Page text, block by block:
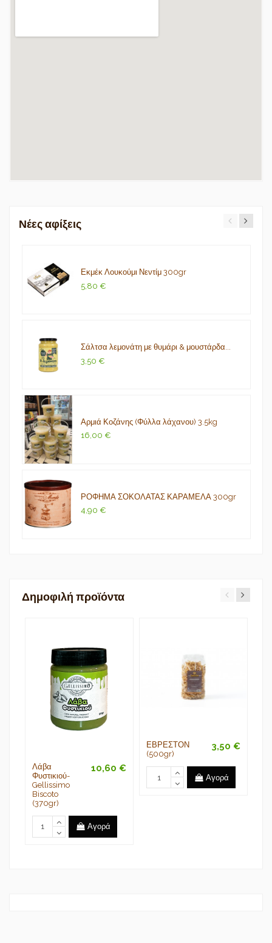
Νέες αφίξεις
Εκμέκ Λουκούμι Νεντίμ 300gr
5,80 €
Σάλτσα λεμονάτη με θυμάρι & μουστάρδα...
3,50 €
Αρμιά Κοζάνης (Φύλλα λάχανου) 3.5kg
16,00 €
ΡΟΦΗΜΑ ΣΟΚΟΛΑΤΑΣ ΚΑΡΑΜΕΛΑ 300gr
4,90 €
Δημοφιλή προϊόντα
Λάβα
Φυστικιού-
Gellissimo
Biscoto
(370gr)
10,60 €
Αγορά
ΕΒΡΕΣΤΟΝ
(500gr)
3,50 €
Αγορά